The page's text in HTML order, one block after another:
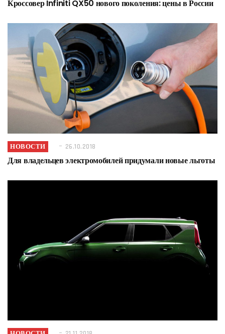
Кроссовер Infiniti QX50 нового поколения: цены в России
НОВОСТИ 26.10.2018
Для владельцев электромобилей придумали новые льготы